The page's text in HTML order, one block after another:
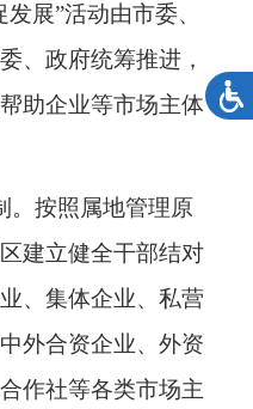
展”活动由市委、
、政府统筹推进，
助企业等市场主体
。按照属地管理原
建立健全干部结对
、集体企业、私营
外合资企业、外资
作社等各类市场主